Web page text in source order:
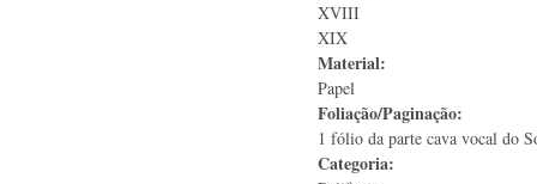
XVIII
XIX
Material:
Papel
Foliação/Paginação:
1 fólio da parte cava vocal do
Categoria: